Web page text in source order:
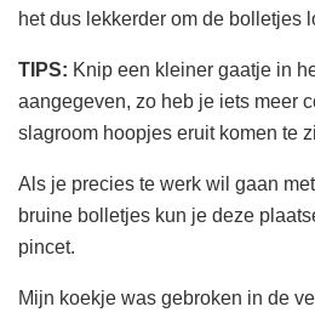
het dus lekkerder om de bolletjes
TIPS: Knip een kleiner gaatje in
aangegeven, zo heb je iets meer
slagroom hoopjes eruit komen te
Als je precies te werk wil gaan
bruine bolletjes kun je deze
pincet.
Mijn koekje was gebroken in de